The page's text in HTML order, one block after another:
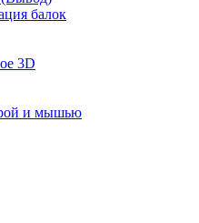
балок
3D
и мышью